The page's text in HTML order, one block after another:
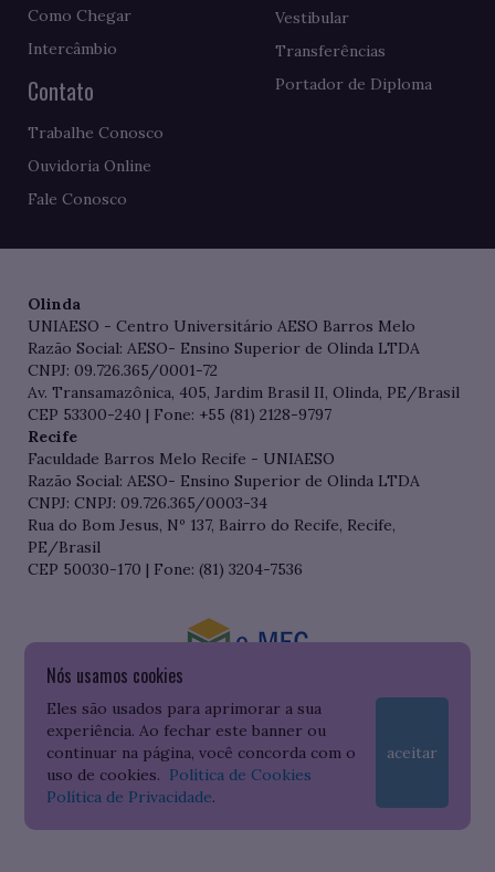
Nós usamos cookies
Eles são usados para aprimorar a sua
experiência. Ao fechar este banner ou
continuar na página, você concorda com o
uso de cookies. Política de Cookies
Política de Privacidade.
aceitar
Como Chegar
Intercâmbio
Contato
Trabalhe Conosco
Ouvidoria Online
Fale Conosco
Vestibular
Transferências
Portador de Diploma
Olinda
UNIAESO - Centro Universitário AESO Barros Melo
Razão Social: AESO- Ensino Superior de Olinda LTDA
CNPJ: 09.726.365/0001-72
Av. Transamazônica, 405, Jardim Brasil II, Olinda, PE/Brasil
CEP 53300-240 | Fone: +55 (81) 2128-9797
Recife
Faculdade Barros Melo Recife - UNIAESO
Razão Social: AESO- Ensino Superior de Olinda LTDA
CNPJ: CNPJ: 09.726.365/0003-34
Rua do Bom Jesus, Nº 137, Bairro do Recife, Recife,
PE/Brasil
CEP 50030-170 | Fone: (81) 3204-7536
Consulte o cadastro da Instituição no Sistema do e-MEC